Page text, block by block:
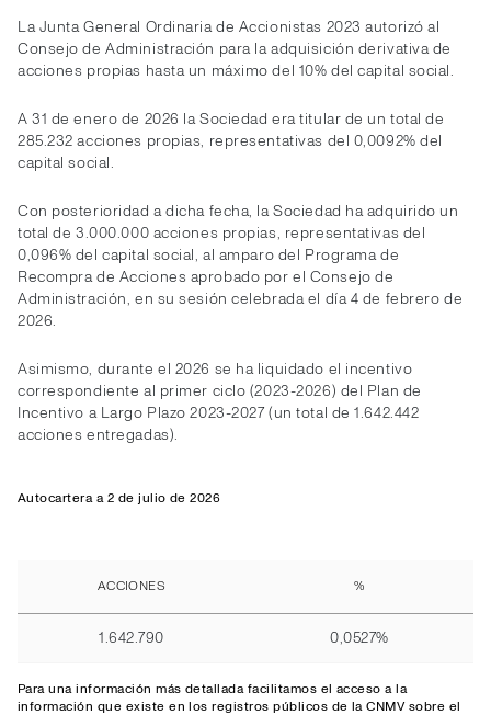
La Junta General Ordinaria de Accionistas 2023 autorizó al
Consejo de Administración para la adquisición derivativa de
acciones propias hasta un máximo del 10% del capital social.
A 31 de enero de 2026 la Sociedad era titular de un total de
285.232 acciones propias, representativas del 0,0092% del
capital social.
Con posterioridad a dicha fecha, la Sociedad ha adquirido un
total de 3.000.000 acciones propias, representativas del
0,096% del capital social, al amparo del Programa de
Recompra de Acciones aprobado por el Consejo de
Administración, en su sesión celebrada el día 4 de febrero de
2026.
Asimismo, durante el 2026 se ha liquidado el incentivo
correspondiente al primer ciclo (2023-2026) del Plan de
Incentivo a Largo Plazo 2023-2027 (un total de 1.642.442
acciones entregadas).
Autocartera a 2 de julio de 2026
ACCIONES %
1.642.790 0,0527%
Para una información más detallada facilitamos el accesoa la
información que existe en los registros públicos de la CNMV sobre el